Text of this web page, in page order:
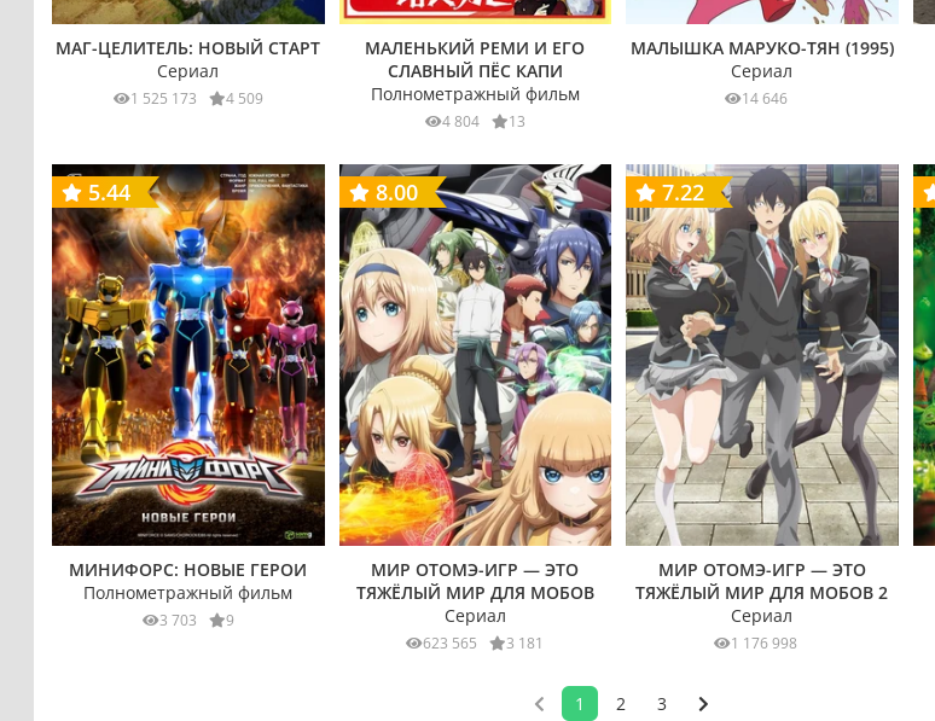
МАГ-ЦЕЛИТЕЛЬ: НОВЫЙ СТАРТ
Сериал
1 525 173 4 509
МАЛЕНЬКИЙ РЕМИ И ЕГО
СЛАВНЫЙ ПЁС КАПИ
Полнометражный фильм
4 804 13
МАЛЫШКА МАРУКО-ТЯН (1995)
Сериал
14 646
5.44
МИНИФОРС: НОВЫЕ ГЕРОИ
Полнометражный фильм
3 703 9
8.00
МИР ОТОМЭ-ИГР — ЭТО
ТЯЖЁЛЫЙ МИР ДЛЯ МОБОВ
Сериал
623 565 3 181
7.22
МИР ОТОМЭ-ИГР — ЭТО
ТЯЖЁЛЫЙ МИР ДЛЯ МОБОВ 2
Сериал
1 176 998
1 2 3